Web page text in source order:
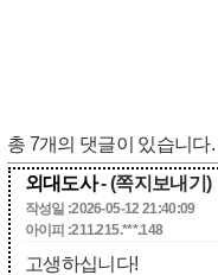
총 7개의 댓글이 있습니다.
외대도사- (쪽지보내기)
작성일 :2026-05-12 21:40:09
아이피 :211.215.***.148
고생하십니다!